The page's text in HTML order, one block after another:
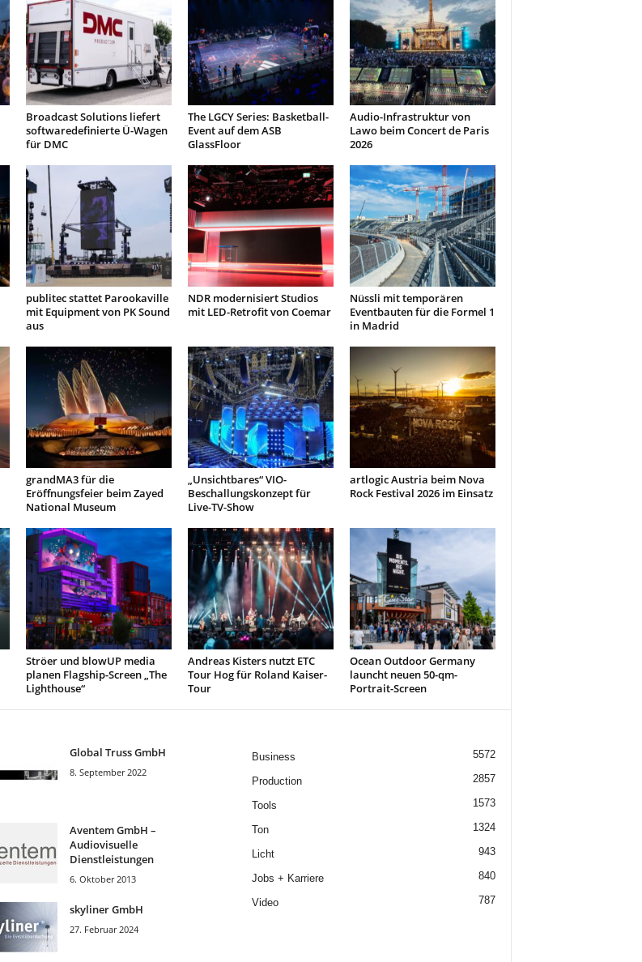
Broadcast Solutions liefert
softwaredefinierte Ü-Wagen
für DMC
The LGCY Series: Basketball-
Event auf dem ASB
GlassFloor
Audio-Infrastruktur von
Lawo beim Concert de Paris
2026
publitec stattet Parookaville
mit Equipment von PK Sound
aus
NDR modernisiert Studios
mit LED-Retrofit von Coemar
Nüssli mit temporären
Eventbauten für die Formel 1
in Madrid
grandMA3 für die
Eröffnungsfeier beim Zayed
National Museum
„Unsichtbares“ VIO-
Beschallungskonzept für
Live-TV-Show
artlogic Austria beim Nova
Rock Festival 2026 im Einsatz
Ströer und blowUP media
planen Flagship-Screen „The
Lighthouse“
Andreas Kisters nutzt ETC
Tour Hog für Roland Kaiser-
Tour
Ocean Outdoor Germany
launcht neuen 50-qm-
Portrait-Screen
Global Truss GmbH
8. September 2022
Aventem GmbH –
Audiovisuelle
Dienstleistungen
6. Oktober 2013
skyliner GmbH
27. Februar 2024
Business 5572
Production 2857
Tools 1573
Ton 1324
Licht 943
Jobs + Karriere 840
Video 787